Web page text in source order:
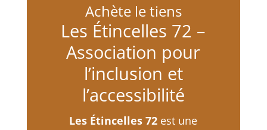
Achète le tiens
Les Étincelles 72 –
Association pour
l’inclusion et
l’accessibilité
Les Étincelles 72 est une